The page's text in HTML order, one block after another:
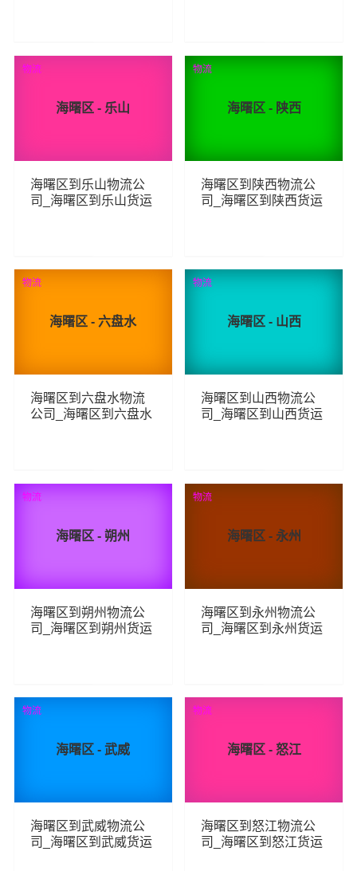
97 查看详细 115 查看详细
海曙区 - 乐山
海曙区到乐山物流公
司_海曙区到乐山货运
94 查看详细
物流
海曙区 - 陕西
海曙区到陕西物流公
司_海曙区到陕西货运
94 查看详细
物流
海曙区 - 六盘水
海曙区到六盘水物流
公司_海曙区到六盘水
102 查看详细
物流
海曙区 - 山西
海曙区到山西物流公
司_海曙区到山西货运
129 查看详细
物流
海曙区 - 朔州
海曙区到朔州物流公
司_海曙区到朔州货运
119 查看详细
物流
海曙区 - 永州
海曙区到永州物流公
司_海曙区到永州货运
101 查看详细
物流
海曙区 - 武威
海曙区到武威物流公
司_海曙区到武威货运
物流
海曙区 - 怒江
海曙区到怒江物流公
司_海曙区到怒江货运
物流